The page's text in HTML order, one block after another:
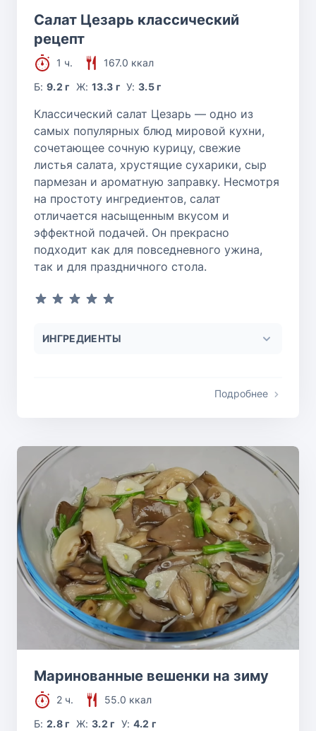
Салат Цезарь классический
рецепт
1 ч.
167.0 ккал
Б:9.2 г Ж: 13.3 г У:3.5 г
Классический салат Цезарь — одно из
самых популярных блюд мировой кухни,
сочетающее сочную курицу, свежие
листья салата, хрустящие сухарики, сыр
пармезан и ароматную заправку. Несмотря
на простоту ингредиентов, салат
отличается насыщенным вкусом и
эффектной подачей. Он прекрасно
подходит как для повседневного ужина,
так и для праздничного стола.
ИНГРЕДИЕНТЫ
Подробнее
Маринованные вешенки на зиму
2 ч.
55.0 ккал
Б:2.8 г Ж: 3.2 г У: 4.2 г